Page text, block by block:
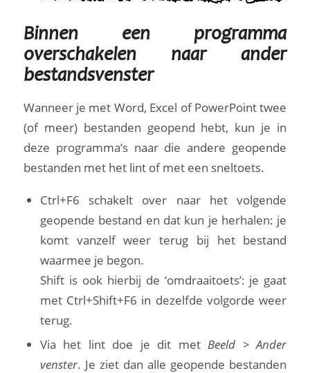
Binnen een programma
overschakelen naar ander
bestandsvenster
Wanneer je met Word, Excel of PowerPoint twee
(of meer) bestanden geopend hebt, kun je in
deze programma’s naar die andere geopende
bestanden met het lint of met een sneltoets.
Ctrl+F6 schakelt over naar het volgende
geopende bestand en dat kun je herhalen: je
komt vanzelf weer terug bij het bestand
waarmee je begon.
Shift is ook hierbij de ‘omdraaitoets’: je gaat
met Ctrl+Shift+F6 in dezelfde volgorde weer
terug.
Via het lint doe je dit met Beeld > Ander
venster. Je ziet dan alle geopende bestanden